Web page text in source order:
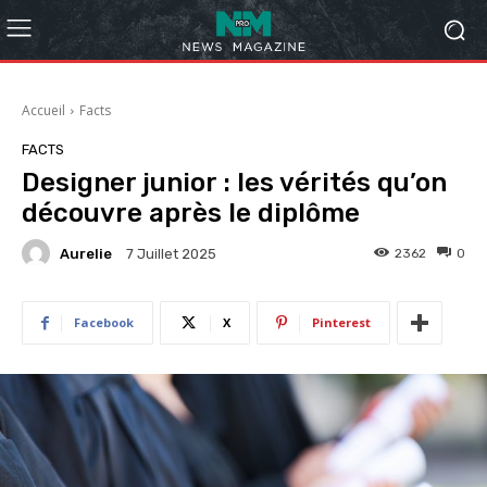
Accueil Facts
FACTS
Designer junior : les vérités qu’on
découvre après le diplôme
Aurelie 7 Juillet 2025 0
2362
Facebook X Pinterest